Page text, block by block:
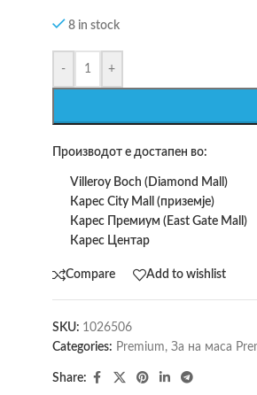
8 in stock
- +
Производот е достапен во:
Villeroy Boch (Diamond Mall)
Карес City Mall (приземје)
Карес Премиум (East Gate Mall)
Карес Центар
Compare Add to wishlist
SKU: 1026506
Categories: Premium, За на маса
Share: